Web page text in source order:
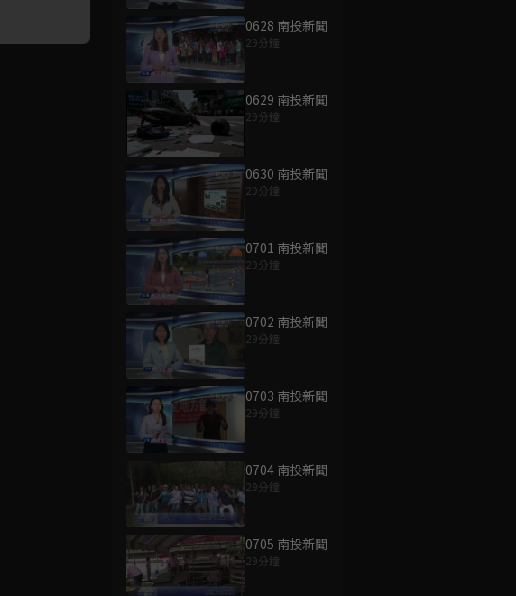
0628 南投新聞
29分鐘
0629 南投新聞
29分鐘
0630 南投新聞
29分鐘
0701 南投新聞
29分鐘
0702 南投新聞
29分鐘
0703 南投新聞
29分鐘
0704 南投新聞
29分鐘
0705 南投新聞
29分鐘